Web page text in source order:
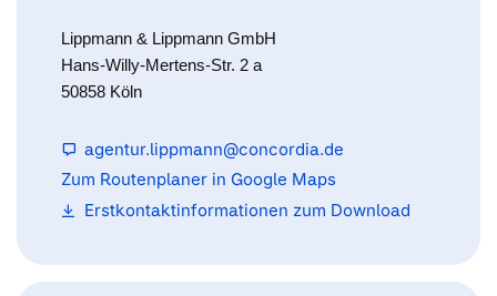
Lippmann & Lippmann GmbH
Hans-Willy-Mertens-Str. 2 a
50858 Köln
agentur.lippmann@concordia.de
Zum Routenplaner in Google Maps
Erstkontaktinformationen zum Download